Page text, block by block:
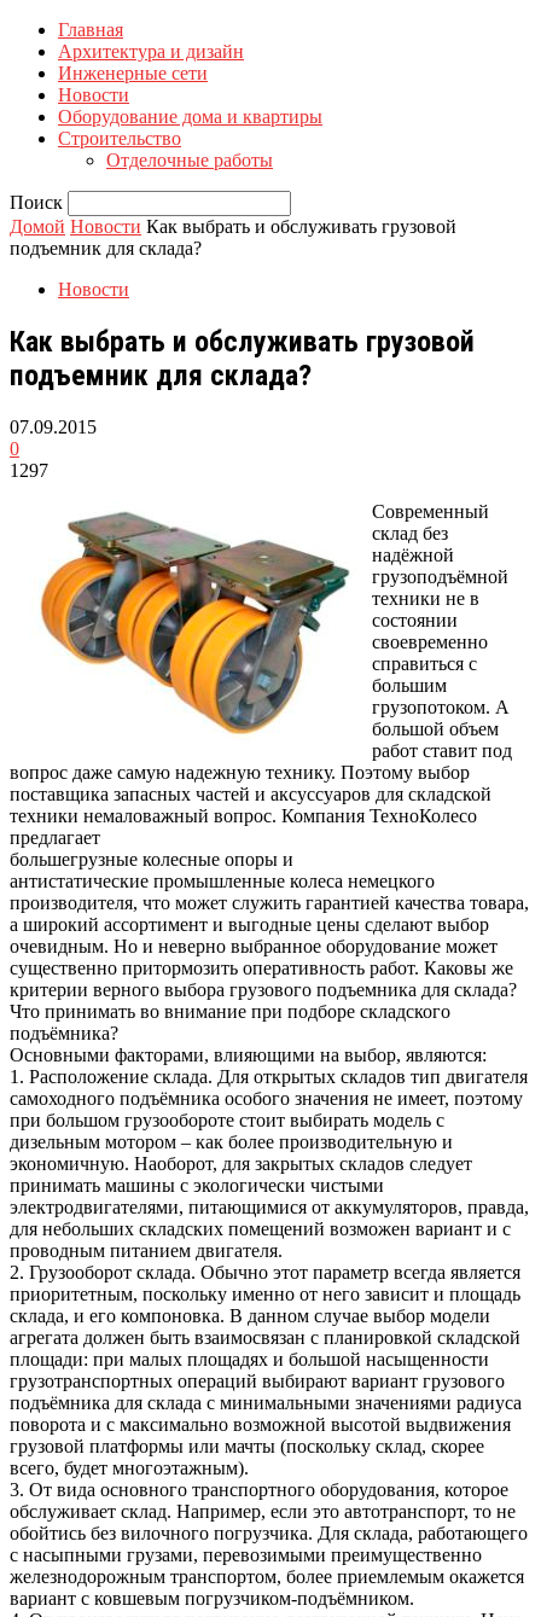
Главная
Архитектура и дизайн
Инженерные сети
Новости
Оборудование дома и квартиры
Строительство
Отделочные работы
Поиск
Домой Новости Как выбрать и обслуживать грузовой
подъемник для склада?
Новости
Как выбрать и обслуживать грузовой
подъемник для склада?
07.09.2015
0
1297
Современный
склад без
надёжной
грузоподъёмной
техники не в
состоянии
своевременно
справиться с
большим
грузопотоком. А
большой объем
работ ставит под
вопрос даже самую надежную технику. Поэтому выбор
поставщика запасных частей и аксуссуаров для складской
техники немаловажный вопрос. Компания ТехноКолесо
предлагает
большегрузные колесные опоры и
антистатические промышленные колеса немецкого
производителя, что может служить гарантией качества товара,
а широкий ассортимент и выгодные цены сделают выбор
очевидным. Но и неверно выбранное оборудование может
существенно притормозить оперативность работ. Каковы же
критерии верного выбора грузового подъемника для склада?
Что принимать во внимание при подборе складского
подъёмника?
Основными факторами, влияющими на выбор, являются:
1. Расположение склада. Для открытых складов тип двигателя
самоходного подъёмника особого значения не имеет, поэтому
при большом грузообороте стоит выбирать модель с
дизельным мотором – как более производительную и
экономичную. Наоборот, для закрытых складов следует
принимать машины с экологически чистыми
электродвигателями, питающимися от аккумуляторов, правда,
для небольших складских помещений возможен вариант и с
проводным питанием двигателя.
2. Грузооборот склада. Обычно этот параметр всегда является
приоритетным, поскольку именно от него зависит и площадь
склада, и его компоновка. В данном случае выбор модели
агрегата должен быть взаимосвязан с планировкой складской
площади: при малых площадях и большой насыщенности
грузотранспортных операций выбирают вариант грузового
подъёмника для склада с минимальными значениями радиуса
поворота и с максимально возможной высотой выдвижения
грузовой платформы или мачты (поскольку склад, скорее
всего, будет многоэтажным).
3. От вида основного транспортного оборудования, которое
обслуживает склад. Например, если это автотранспорт, то не
обойтись без вилочного погрузчика. Для склада, работающего
с насыпными грузами, перевозимыми преимущественно
железнодорожным транспортом, более приемлемым окажется
вариант с ковшевым погрузчиком-подъёмником.